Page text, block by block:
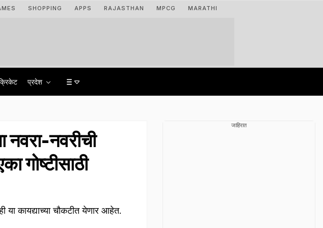
SHOPPING APPS RAJASTHAN MPCG MARATHI
प्रदेश
नवरीची
गोष्टीसाठी
या कायद्याच्या चौकटीत येणार आहेत.
जाहिरात